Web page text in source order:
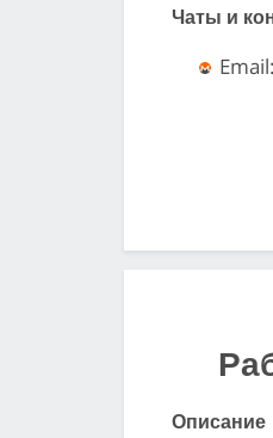
Чаты и
Email:
Описание